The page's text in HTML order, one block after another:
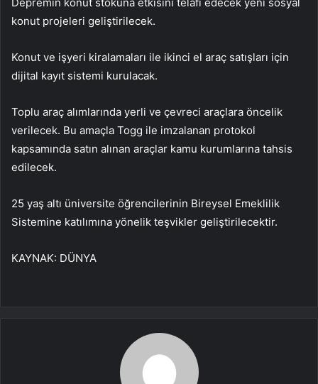
konut projeleri geliştirilecek.
Konut ve işyeri kiralamaları ile ikinci el araç satışları için
dijital kayıt sistemi kurulacak.
Toplu araç alımlarında yerli ve çevreci araçlara öncelik
verilecek. Bu amaçla Togg ile imzalanan protokol
kapsamında satın alınan araçlar kamu kurumlarına tahsis
edilecek.
25 yaş altı üniversite öğrencilerinin Bireysel Emeklilik
Sistemine katılımına yönelik teşvikler geliştirilecektir.
KAYNAK: DÜNYA